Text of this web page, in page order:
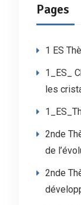
Pages
1 ES
1_ES_
les
2nde
de
2nde